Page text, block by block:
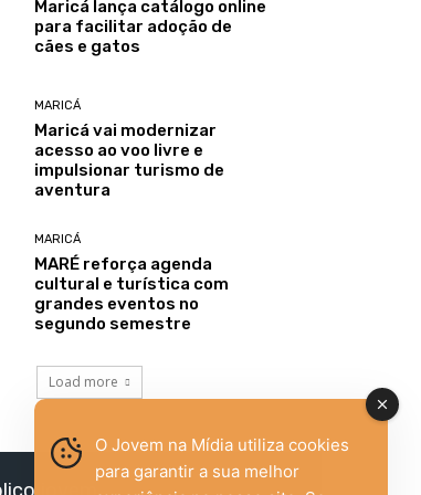
Maricá lança catálogo online
para facilitar adoção de
cães e gatos
MARICÁ
Maricá vai modernizar
acesso ao voo livre e
impulsionar turismo de
aventura
MARICÁ
MARÉ reforça agenda
cultural e turística com
grandes eventos no
segundo semestre
Load more
jovem,
O Jovem na Mídia utiliza cookies
para garantir a sua melhor